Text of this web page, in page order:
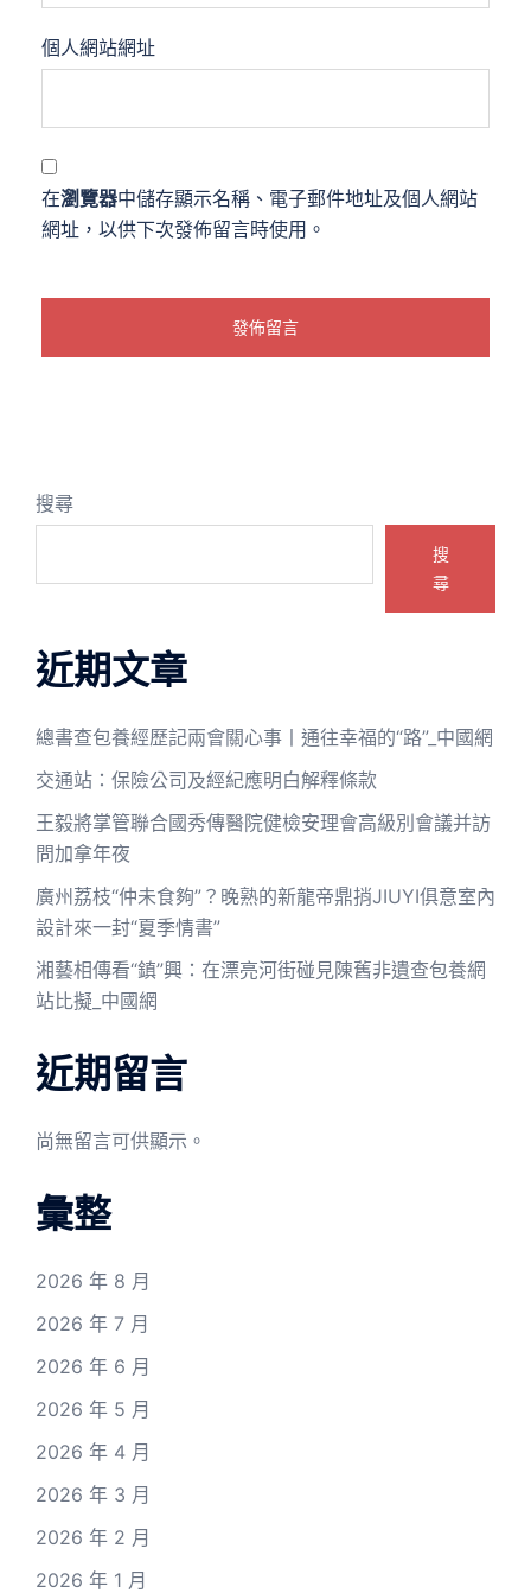
個人網站網址
在瀏覽器中儲存顯示名稱、電子郵件地址及個人網站
網址，以供下次發佈留言時使用。
搜尋
搜
尋
近期文章
總書查包養經歷記兩會關心事丨通往幸福的“路”_中國網
交通站：保險公司及經紀應明白解釋條款
王毅將掌管聯合國秀傳醫院健檢安理會高級別會議并訪
問加拿年夜
廣州荔枝“仲未食夠”？晚熟的新龍帝鼎捎JIUYI俱意室內
設計來一封“夏季情書”
湘藝相傳看“鎮”興：在漂亮河街碰見陳舊非遺查包養網
站比擬_中國網
近期留言
尚無留言可供顯示。
彙整
2026 年 8 月
2026 年 7 月
2026 年 6 月
2026 年 5 月
2026 年 4 月
2026 年 3 月
2026 年 2 月
2026 年 1 月